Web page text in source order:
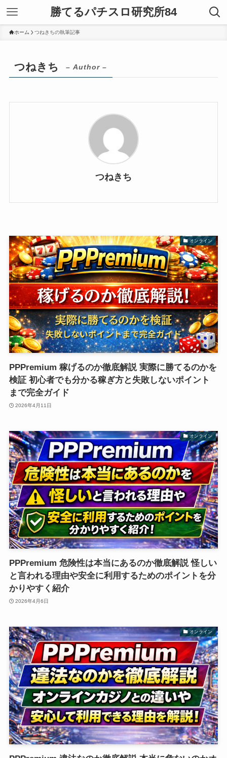
勝てるパチスロ研究所84
ホーム つねきちの執筆記事
つねきち – Author –
つねきち
オンライン
PPPremium 稼げるのか徹底解説 実際に勝てるのかを
検証 初心者でも分かる稼ぎ方と失敗しないポイント
まで完全ガイド
2026年4月11日
オンライン
PPPremium 危険性は本当にあるのか徹底解説 怪しい
と言われる理由や安全に利用するためのポイントを分
かりやすく紹介
2026年4月6日
オンライン